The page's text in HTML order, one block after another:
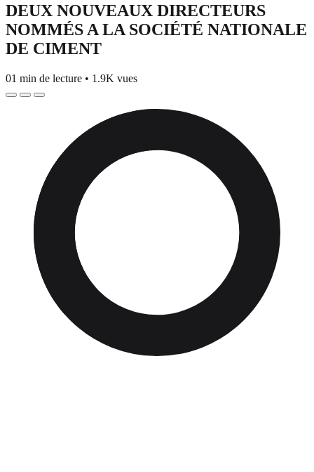
DEUX NOUVEAUX DIRECTEURS
NOMMÉS A LA SOCIÉTÉ NATIONALE
DE CIMENT
01 min de lecture • 1.9K vues